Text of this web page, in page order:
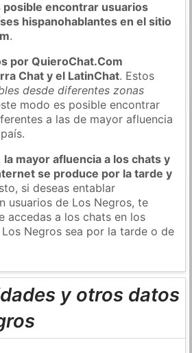
posible encontrar usuarios
hispanohablantes en el sitio
.
por QuieroChat.Com
Chat y el LatinChat. Estos
desde diferentes zonas
modo es posible encontrar
a las de mayor afluencia
la mayor afluencia a los chats y
se produce por la tarde y
si deseas entablar
usuarios de Los Negros, te
accedas a los chats en los
Negros sea por la tarde o de
y otros datos